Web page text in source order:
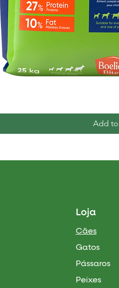
Add to
Loja
Cães
Gatos
Pássaros
Peixes